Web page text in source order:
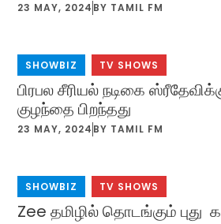
23 MAY, 2024 BY TAMIL FM
SHOWBIZ TV SHOWS
பிரபல சீரியல் நடிகை
குழந்தை பிறந்தது
23 MAY, 2024 BY TAMIL FM
SHOWBIZ TV SHOWS
Zee தமிழில் தொடங்கும் புது